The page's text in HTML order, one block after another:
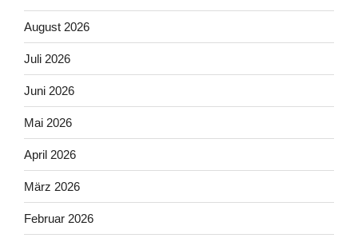
August 2026
Juli 2026
Juni 2026
Mai 2026
April 2026
März 2026
Februar 2026